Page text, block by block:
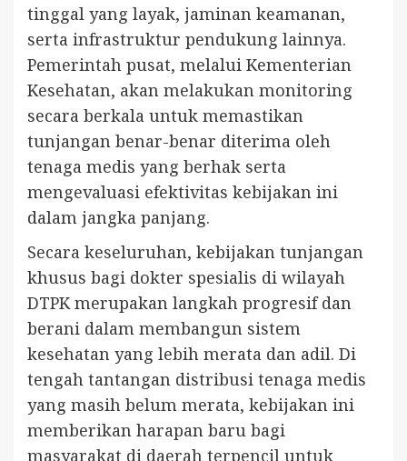
tinggal yang layak, jaminan keamanan,
serta infrastruktur pendukung lainnya.
Pemerintah pusat, melalui Kementerian
Kesehatan, akan melakukan monitoring
secara berkala untuk memastikan
tunjangan benar-benar diterima oleh
tenaga medis yang berhak serta
mengevaluasi efektivitas kebijakan ini
dalam jangka panjang.
Secara keseluruhan, kebijakan tunjangan
khusus bagi dokter spesialis di wilayah
DTPK merupakan langkah progresif dan
berani dalam membangun sistem
kesehatan yang lebih merata dan adil. Di
tengah tantangan distribusi tenaga medis
yang masih belum merata, kebijakan ini
memberikan harapan baru bagi
masyarakat di daerah terpencil untuk